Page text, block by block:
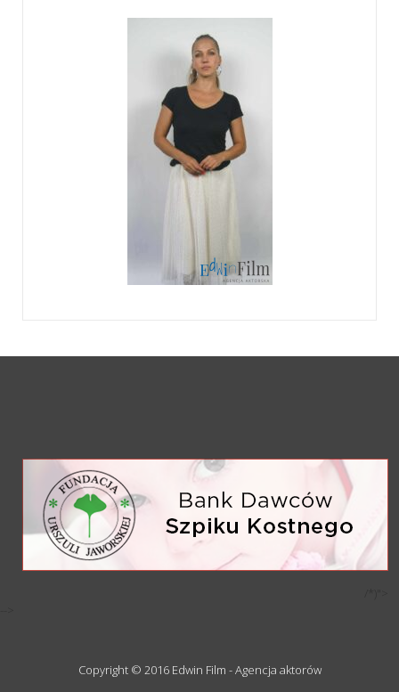
Copyright © 2016 Edwin Film - Agencja aktorów